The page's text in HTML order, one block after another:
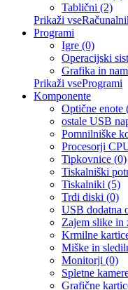
Tablični (2)
Prikaži
Programi
Igre (0)
Operacijski
Grafika in
Prikaži vseProgrami
Komponente
Optične enote
ostale USB
Pomnilniške
Procesorji
Tipkovnice (0)
Tiskalniški
Tiskalniki (5)
Trdi diski (0)
USB dodatna
Zajem slike in
Krmilne
Miške in
Monitorji (0)
Spletne
Grafične